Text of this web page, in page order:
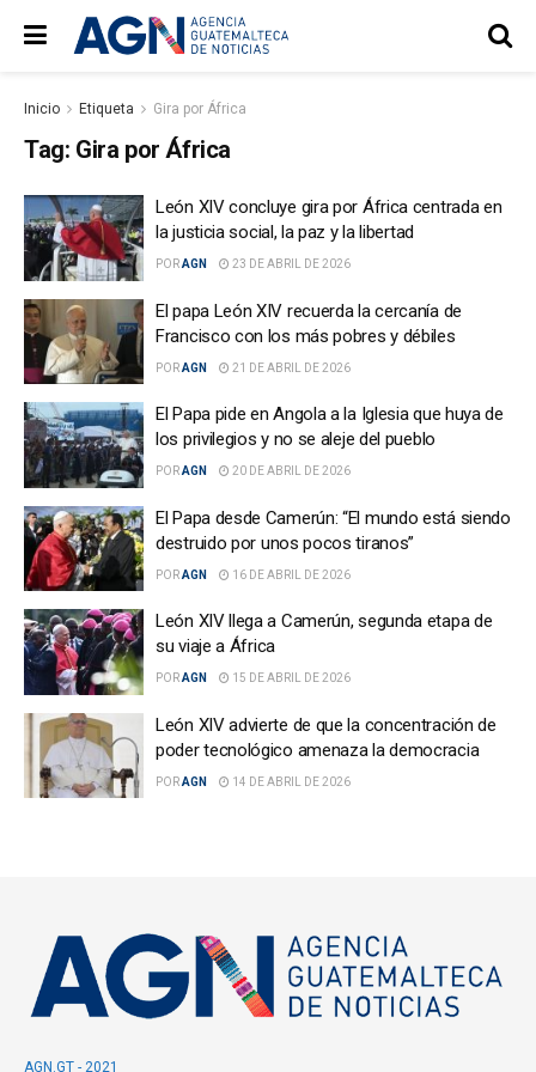
Inicio Etiqueta Gira por África
Tag: Gira por África
León XIV concluye gira por África centrada en
la justicia social, la paz y la libertad
PORAGN 23 DE ABRIL DE 2026
El papa León XIV recuerda la cercanía de
Francisco con los más pobres y débiles
PORAGN 21 DE ABRIL DE 2026
El Papa pide en Angola a la Iglesia que huya de
los privilegios y no se aleje del pueblo
PORAGN 20 DE ABRIL DE 2026
El Papa desde Camerún: “El mundo está siendo
destruido por unos pocos tiranos”
PORAGN 16 DE ABRIL DE 2026
León XIV llega a Camerún, segunda etapa de
su viaje a África
PORAGN 15 DE ABRIL DE 2026
León XIV advierte de que la concentración de
poder tecnológico amenaza la democracia
PORAGN 14 DE ABRIL DE 2026
AGN.GT - 2021